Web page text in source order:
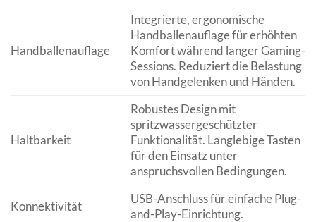
Handballenauflage
Integrierte, ergonomische
Handballenauflage für erhöhten
Komfort während langer Gaming-
Sessions. Reduziert die Belastung
von Handgelenken und Händen.
Haltbarkeit
Robustes Design mit
spritzwassergeschützter
Funktionalität. Langlebige Tasten
für den Einsatz unter
anspruchsvollen Bedingungen.
Konnektivität
USB-Anschluss für einfache Plug-
and-Play-Einrichtung.